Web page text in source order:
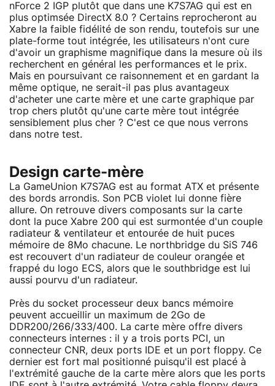
nForce 2 IGP plutôt que dans une K7S7AG qui est en
plus optimsée DirectX 8.0 ? Certains reprocheront au
Xabre la faible fidélité de son rendu, toutefois sur une
plate-forme tout intégrée, les utilisateurs n'ont cure
d'avoir un graphisme magnifique dans la mesure où ils
recherchent en général les performances et le prix.
Mais en poursuivant ce raisonnement et en gardant la
même optique, ne serait-il pas plus avantageux
d'acheter une carte mère et une carte graphique par
trop chers plutôt qu'une carte mère tout intégrée
sensiblement plus cher ? C'est ce que nous verrons
dans notre test.
Design carte-mère
La GameUnion K7S7AG est au format ATX et présente
des bords arrondis. Son PCB violet lui donne fière
allure. On retrouve divers composants sur la carte
dont la puce Xabre 200 qui est surmontée d'un couple
radiateur & ventilateur et entourée de huit puces
mémoire de 8Mo chacune. Le northbridge du SiS 746
est recouvert d'un radiateur de couleur orangée et
frappé du logo ECS, alors que le southbridge est lui
aussi pourvu d'un radiateur.
Près du socket processeur deux bancs mémoire
peuvent accueillir un maximum de 2Go de
DDR200/266/333/400. La carte mère offre divers
connecteurs internes : il y a trois ports PCI, un
connecteur CNR, deux ports IDE et un port floppy. Ce
dernier est fort mal positionné puisqu'il est placé à
l'extrémité gauche de la carte mère alors que les ports